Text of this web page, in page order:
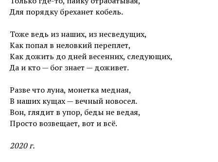
Для порядку бреханет кобель.
Тоже ведь из наших, из несведущих,
Как попал в неловкий переплет,
Как дожить до дней весенних, следующих,
Да и кто — бог знает — доживет.
Разве что луна, монетка медная,
В наших кущах — вечный новосел.
Вон, глядит в упор, беды не ведая,
Просто возвещает, вот и всё.
2020 г.